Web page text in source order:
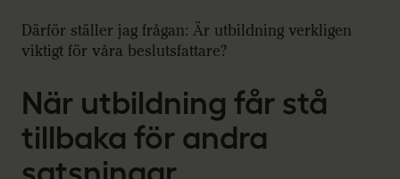
Därför ställer jag frågan: Är utbildning verkligen
viktigt för våra beslutsfattare?
När utbildning får stå
tillbaka för andra
satsningar